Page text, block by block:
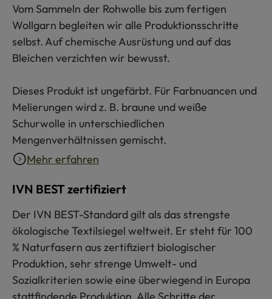
Vom Sammeln der Rohwolle bis zum fertigen
Wollgarn begleiten wir alle Produktionsschritte
selbst. Auf chemische Ausrüstung und auf das
Bleichen verzichten wir bewusst.
Dieses Produkt ist ungefärbt. Für Farbnuancen und
Melierungen wird z. B. braune und weiße
Schurwolle in unterschiedlichen
Mengenverhältnissen gemischt.
Mehr erfahren
IVN BEST zertifiziert
Der IVN BEST-Standard gilt als das strengste
ökologische Textilsiegel weltweit. Er steht für 100
% Naturfasern aus zertifiziert biologischer
Produktion, sehr strenge Umwelt- und
Sozialkriterien sowie eine überwiegend in Europa
stattfindende Produktion. Alle Schritte der